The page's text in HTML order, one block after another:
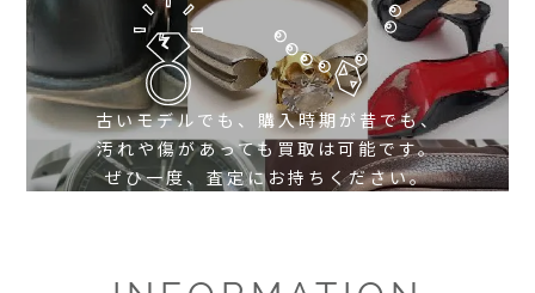
古いモデルでも、購入時期が昔でも、
汚れや傷があっても買取は可能です。
ぜひ一度、査定にお持ちください。